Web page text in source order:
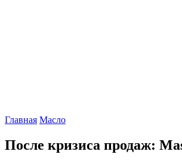
Главная Масло
После кризиса продаж: